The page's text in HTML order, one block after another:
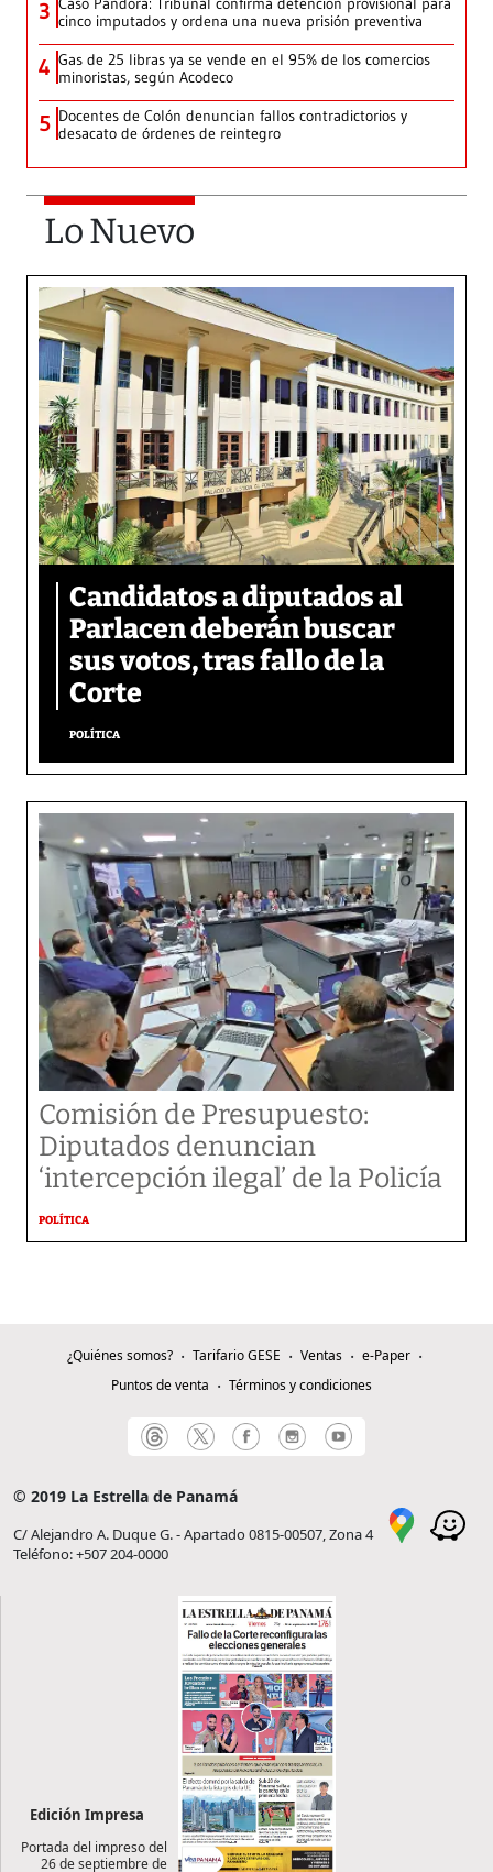
3 cinco imputados y ordena una nueva prisión preventiva
4 Gas de 25 libras ya se vende en el 95% de los comercios
minoristas, según Acodeco
5 Docentes de Colón denuncian fallos contradictorios y
desacato de órdenes de reintegro
Lo Nuevo
Candidatos a diputados al
Parlacen deberán buscar
sus votos, tras fallo de la
Corte
POLÍTICA
Comisión de Presupuesto:
Diputados denuncian
‘intercepción ilegal’ de la Policía
POLÍTICA
¿Quiénes somos? Tarifario GESE Ventas
e-Paper
Puntos de venta
Términos y condiciones
© 2019 La Estrella de Panamá
C/ Alejandro A. Duque G. - Apartado 0815-00507, Zona 4
Teléfono: +507 204-0000
Edición Impresa
Portada del impreso del
26 de septiembre de